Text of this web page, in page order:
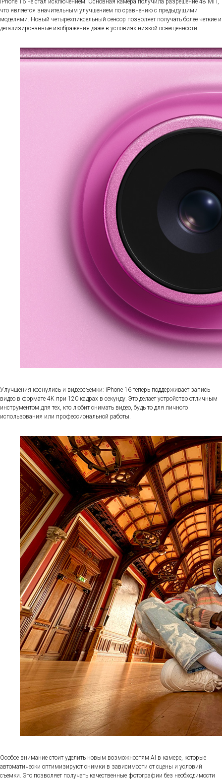
iPhone 16 не стал исключением. Основная камера получила разрешение 48 МП,
что является значительным улучшением по сравнению с предыдущими
моделями. Новый четырехпиксельный сенсор позволяет получать более четкие и
детализированные изображения даже в условиях низкой освещенности.
Улучшения коснулись и видеосъемки: iPhone 16 теперь поддерживает запись
видео в формате 4K при 120 кадрах в секунду. Это делает устройство отличным
инструментом для тех, кто любит снимать видео, будь то для личного
использования или профессиональной работы.
Особое внимание стоит уделить новым возможностям AI в камере, которые
автоматически оптимизируют снимки в зависимости от сцены и условий
съемки. Это позволяет получать качественные фотографии без необходимости